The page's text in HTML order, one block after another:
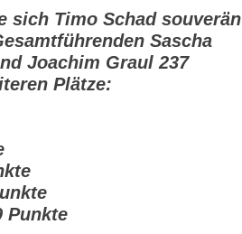
sich Timo Schad souverän
Sascha
Joachim Graul 237
Plätze:
Punkte